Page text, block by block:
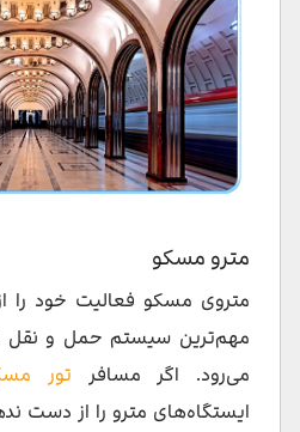
مترو مسکو
مهم‌ترین سیستم حمل و نقل
می‌رود. اگر مسافر تور
ایستگاه‌های مترو را از دست